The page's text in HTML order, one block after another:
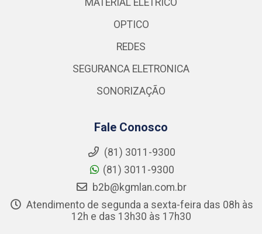
MATERIAL ELETRICO
OPTICO
REDES
SEGURANCA ELETRONICA
SONORIZAÇÃO
Fale Conosco
(81) 3011-9300
(81) 3011-9300
b2b@kgmlan.com.br
Atendimento de segunda a sexta-feira das 08h às
12h e das 13h30 às 17h30